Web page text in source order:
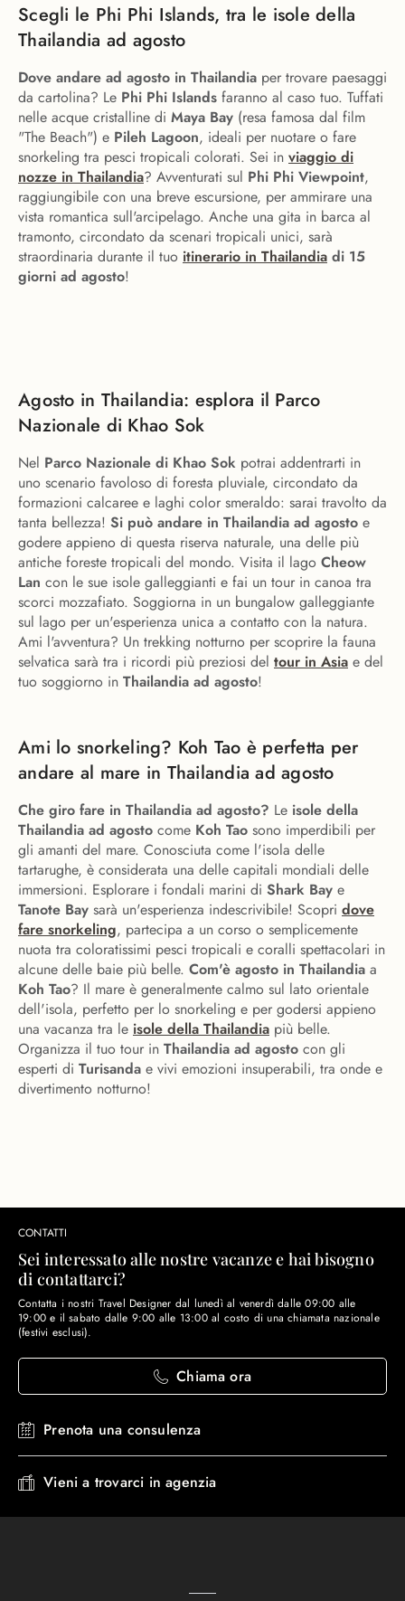
Scegli le Phi Phi Islands, tra le isole della
Thailandia ad agosto
Dove andare ad agosto in Thailandia per trovare paesaggi
da cartolina? Le Phi Phi Islands faranno al caso tuo. Tuffati
nelle acque cristalline di Maya Bay (resa famosa dal film
"The Beach") e Pileh Lagoon, ideali per nuotare o fare
snorkeling tra pesci tropicali colorati. Sei in viaggio di
nozze in Thailandia? Avventurati sul Phi Phi Viewpoint,
raggiungibile con una breve escursione, per ammirare una
vista romantica sull'arcipelago. Anche una gita in barca al
tramonto, circondato da scenari tropicali unici, sarà
straordinaria durante il tuo itinerario in Thailandia di 15
giorni ad agosto!
Agosto in Thailandia: esplora il Parco
Nazionale di Khao Sok
Nel Parco Nazionale di Khao Sok potrai addentrarti in
uno scenario favoloso di foresta pluviale, circondato da
formazioni calcaree e laghi color smeraldo: sarai travolto da
tanta bellezza! Si può andare in Thailandia ad agosto e
godere appieno di questa riserva naturale, una delle più
antiche foreste tropicali del mondo. Visita il lago Cheow
Lan con le sue isole galleggianti e fai un tour in canoa tra
scorci mozzafiato. Soggiorna in un bungalow galleggiante
sul lago per un'esperienza unica a contatto con la natura.
Ami l'avventura? Un trekking notturno per scoprire la fauna
selvatica sarà tra i ricordi più preziosi del tour in Asia e del
tuo soggiorno in Thailandia ad agosto!
Ami lo snorkeling? Koh Tao è perfetta per
andare al mare in Thailandia ad agosto
Che giro fare in Thailandia ad agosto? Le isole della
Thailandia ad agosto come Koh Tao sono imperdibili per
gli amanti del mare. Conosciuta come l'isola delle
tartarughe, è considerata una delle capitali mondiali delle
immersioni. Esplorare i fondali marini di Shark Bay e
Tanote Bay sarà un'esperienza indescrivibile! Scopri dove
fare snorkeling, partecipa a un corso o semplicemente
nuota tra coloratissimi pesci tropicali e coralli spettacolari in
alcune delle baie più belle. Com'è agosto in Thailandia a
Koh Tao? Il mare è generalmente calmo sul lato orientale
dell'isola, perfetto per lo snorkeling e per godersi appieno
una vacanza tra le isole della Thailandia più belle.
Organizza il tuo tour in Thailandia ad agosto con gli
esperti di Turisanda e vivi emozioni insuperabili, tra onde e
divertimento notturno!
CONTATTI
Sei interessato alle nostre vacanze e hai bisogno
di contattarci?
Contatta i nostri Travel Designer dal lunedì al venerdì dalle 09:00 alle
19:00 e il sabato dalle 9:00 alle 13:00 al costo di una chiamata nazionale
(festivi esclusi).
Chiama ora
Prenota una consulenza
Vieni a trovarci in agenzia